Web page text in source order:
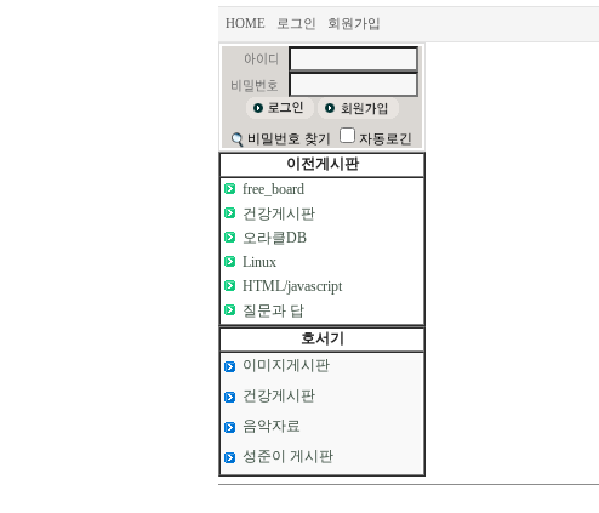
HOME 로그인 회원가입
비밀번호 찾기 자동로긴
이전게시판
free_board
건강게시판
오라클DB
Linux
HTML/javascript
질문과 답
호서기
이미지게시판
건강게시판
음악자료
성준이 게시판